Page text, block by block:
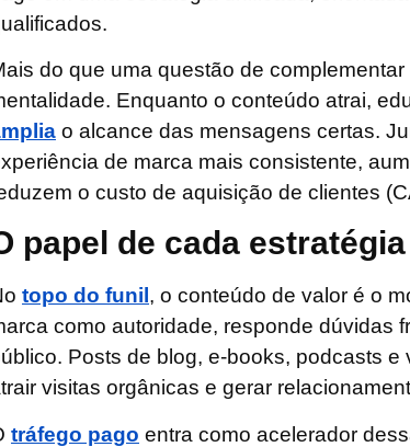
do que uma questão de
Enquanto o conteúdo atrai,
o alcance das mensagens certas.
de marca mais consistente,
o custo de aquisição de clientes
papel de cada
topo do funil , o conteúdo de valor é o
como autoridade, responde dúvidas
Posts de blog, e-books, podcasts
visitas orgânicas e gerar
tráfego pago entra como acelerador